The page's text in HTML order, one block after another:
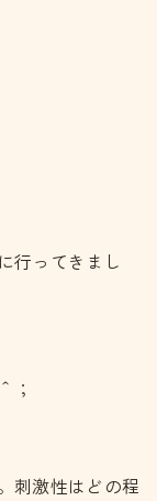
行ってきまし
；
刺激性はどの程